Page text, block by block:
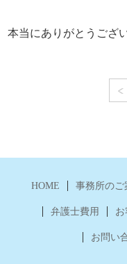
本当にありがとうござ
HOME 事務所のご
弁護士費用
お問い